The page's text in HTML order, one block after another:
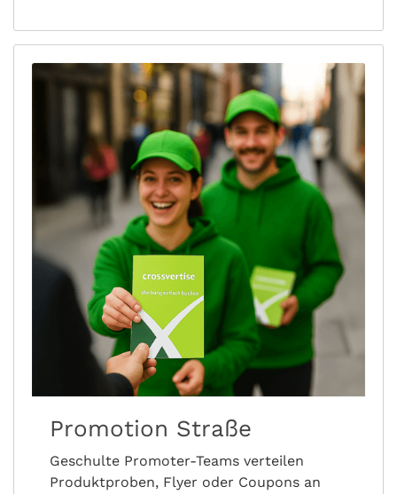
Promotion Straße
Geschulte Promoter-Teams verteilen
Produktproben, Flyer oder Coupons an